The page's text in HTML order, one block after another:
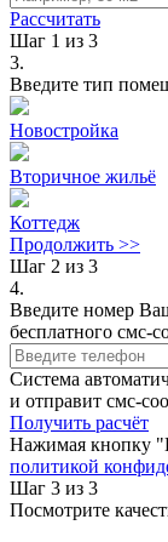
Рассчитать
Шаг 1 из 3
3.
Введите тип
Новостройка
Вторичное жильё
Коттедж
Продолжить >>
Шаг 2 из 3
4.
Введите номер
бесплатного смс-
Система
и отправит смс-
Получить расчёт
Нажимая кнопку
политикой
Шаг 3 из 3
Посмотрите